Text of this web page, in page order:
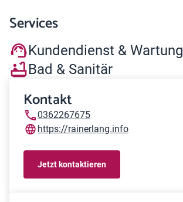
Services
Kundendienst & Wartung
Bad & Sanitär
Kontakt
0362267675
https://rainerlang.info
Jetzt kontaktieren